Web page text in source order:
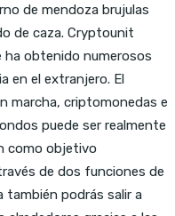
de mendoza brujulas
de caza. Cryptounit
ha obtenido numerosos
en el extranjero. El
marcha, criptomonedas e
puede ser realmente
como objetivo
de dos funciones de
también podrás salir a